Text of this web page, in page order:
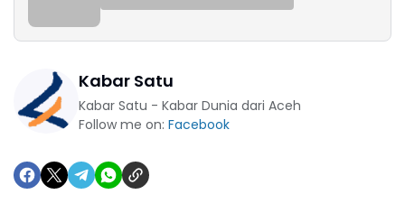
Kabar Satu
Kabar Satu - Kabar Dunia dari Aceh
Follow me on: Facebook